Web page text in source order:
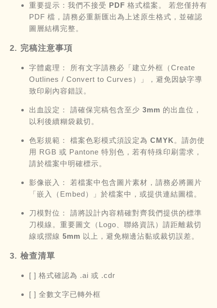
重要提示：我們不接受 PDF 格式檔案。
若您僅持有
PDF 檔，請務必重新匯出為上述原生格式，並確認
圖層結構完整。
2. 完稿注意事項
字體處理：
所有文字請務必「建立外框（Create
Outlines / Convert to Curves）」，避免因缺字導
致印刷內容錯誤。
出血設定： 請確保完稿包含至少 3mm 的出血位，
以利後續糊袋裁切。
色彩規範： 檔案色彩模式須設定為 CMYK 。請勿使
用 RGB 或 Pantone 特別色，若有特殊印刷需求，
請於檔案中明確標示。
影像嵌入：
若檔案中包含圖片素材，請務必將圖片
「嵌入（Embed）」於檔案中，或提供連結圖檔。
刀模對位：
請將設計內容精確對齊我們提供的標準
刀模線。重要圖文（Logo、聯絡資訊）請距離裁切
線或摺線 5mm 以上，避免糊邊沾黏或裁切誤差。
3. 檢查清單
[ ] 格式確認為 .ai 或 .cdr
[ ] 全數文字已轉外框